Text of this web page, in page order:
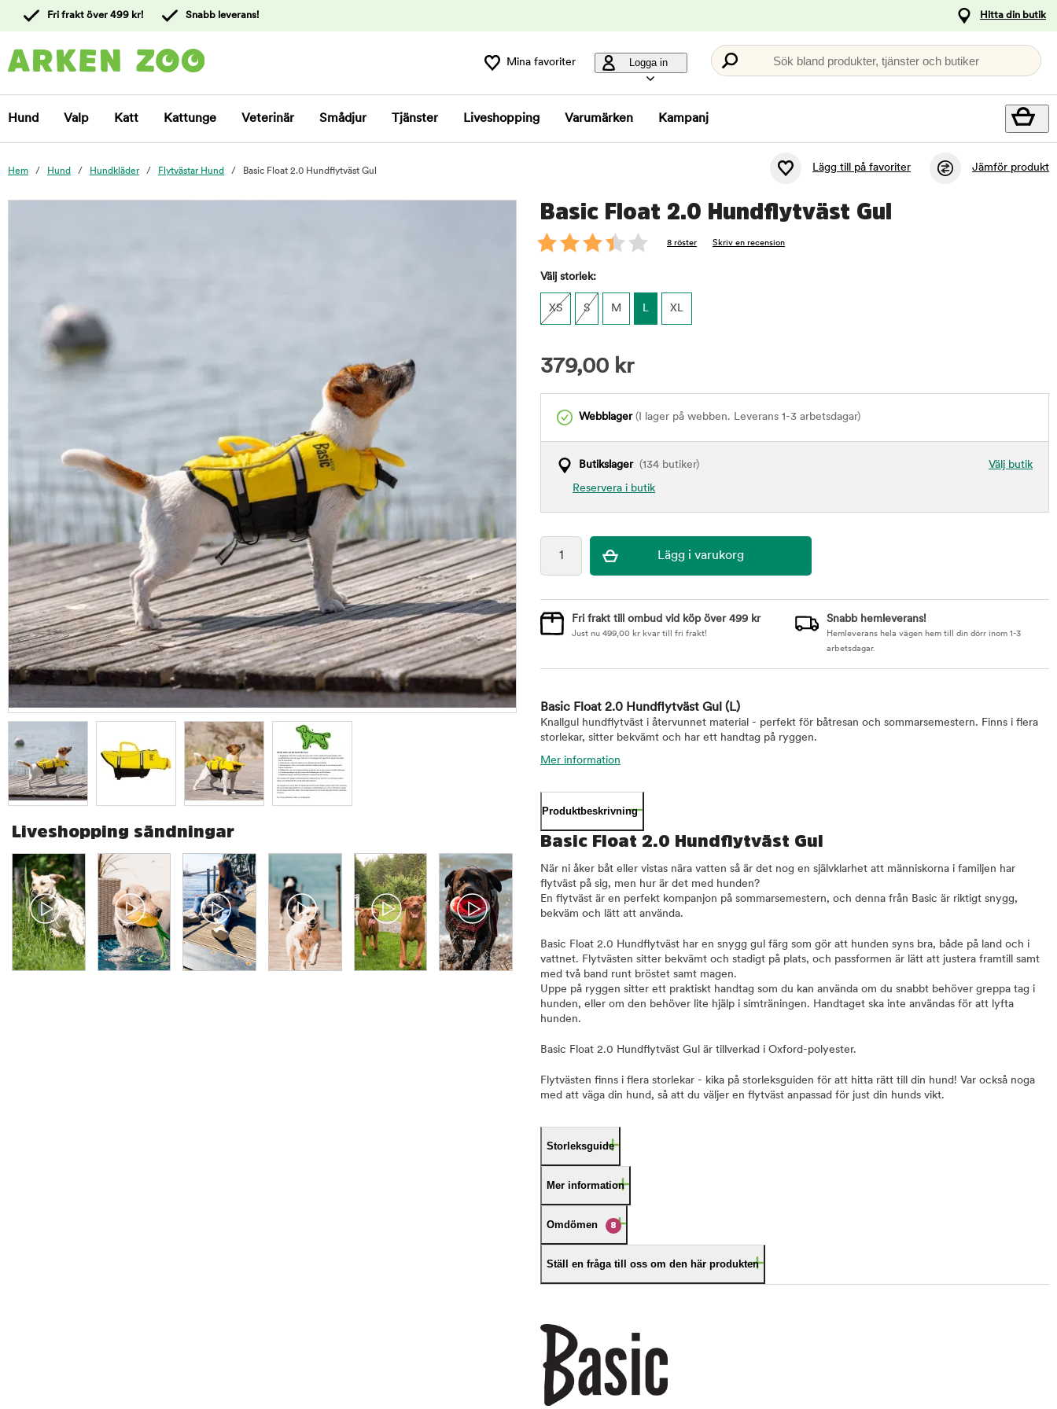
kundtjänst
Fri frakt över 499 kr! Snabb leverans! Hitta din butik
Mina favoriter Logga in Sök bland produkter, tjänster och butiker
Hund Valp Katt Kattunge Veterinär Smådjur Tjänster Liveshopping Varumärken Kampanj
Hem Hund Hundkläder Flytvästar Hund Basic Float 2.0 Hundflytväst Gul Lägg till på favoriter Jämför produkt
Basic Float 2.0 Hundflytväst Gul
8 röster Skriv en recension
Liveshopping sändningar
Välj storlek:
XS S M L XL
379,00 kr
Webblager(I lager på webben. Leverans 1-3 arbetsdagar)
Välj butik
Butikslager(134 butiker)
Reservera i butik
Fri frakt till ombud vid köp över 499 kr
Just nu 499,00 kr kvar till fri frakt!
Snabb hemleverans!
Hemleverans hela vägen hem till din dörr inom 1-3
arbetsdagar.
Basic Float 2.0 Hundflytväst Gul (L)
Knallgul hundflytväst i återvunnet material - perfekt för båtresan och sommarsemestern. Finns i flera
storlekar, sitter bekvämt och har ett handtag på ryggen.
Mer information
Produktbeskrivning
Basic Float 2.0 Hundflytväst Gul
När ni åker båt eller vistas nära vatten så är det nog en självklarhet att människorna i familjen har
flytväst på sig, men hur är det med hunden?
En flytväst är en perfekt kompanjon på sommarsemestern, och denna från Basic är riktigt snygg,
bekväm och lätt att använda.
Basic Float 2.0 Hundflytväst har en snygg gul färg som gör att hunden syns bra, både på land och i
vattnet. Flytvästen sitter bekvämt och stadigt på plats, och passformen är lätt att justera framtill samt
med två band runt bröstet samt magen.
Uppe på ryggen sitter ett praktiskt handtag som du kan använda om du snabbt behöver greppa tag i
hunden, eller om den behöver lite hjälp i simträningen. Handtaget ska inte användas för att lyfta
hunden.
Basic Float 2.0 Hundflytväst Gul är tillverkad i Oxford-polyester.
Flytvästen finns i flera storlekar - kika på storleksguiden för att hitta rätt till din hund! Var också noga
med att väga din hund, så att du väljer en flytväst anpassad för just din hunds vikt.
Storleksguide
Mer information
Omdömen 8
Ställ en fråga till oss om den här produkten